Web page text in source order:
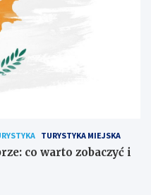
TURYSTYKA MIEJSKA
co warto zobaczyć i